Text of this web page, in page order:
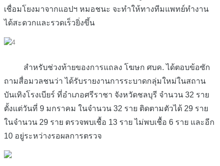
เชื่อมโยงมาจากแอปฯ หมอชนะ จะทำให้ทางทีมแพทย์ทำงาน
ได้สะดวกและรวดเร็วยิ่งขึ้น
สำหรับช่วงท้ายของการแถลง โฆษก ศบค. ได้ตอบข้อซัก
ถามสื่อมวลชนว่า ได้รับรายงานการระบาดกลุ่มใหม่ในสถาน
บันเทิงโรงเบียร์ ที่อำเภอศรีราชา จังหวัดชลบุรี จำนวน 32 ราย
ตั้งแต่วันที่ 9 มกราคม ในจำนวน 32 ราย ติดตามตัวได้ 29 ราย
ในจำนวน 29 ราย ตรวจพบเชื้อ 13 ราย ไม่พบเชื้อ 6 ราย และอีก
10 อยู่ระหว่างรอผลการตรวจ